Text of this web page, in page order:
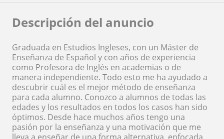
Descripción del anuncio
Graduada en Estudios Ingleses, con un Máster de
Enseñanza de Español y con años de experiencia
como Profesora de Inglés en academias o de
manera independiente. Todo esto me ha ayudado a
descubrir cuál es el mejor método de enseñanza
para cada alumno. Conozco a alumnos de todas las
edades y los resultados en todos los casos han sido
óptimos. Desde hace muchos años tengo una
pasión por la enseñanza y una motivación que me